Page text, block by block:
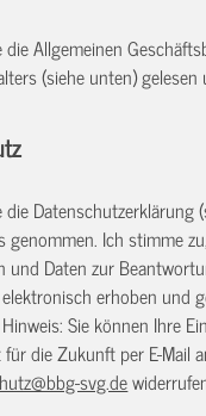
die Allgemeinen
(siehe unten) gelesen
die Datenschutzerklärung
genommen. Ich stimme
und Daten zur
erhoben und
Sie können Ihre
für die Zukunft per E-Mail
svg.de